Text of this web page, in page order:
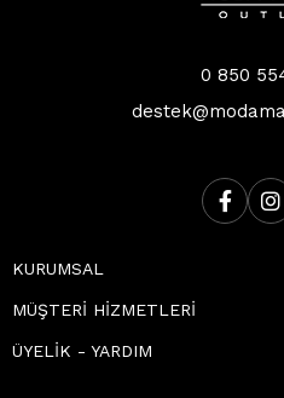
0 850
KURUMSAL
MÜŞTERİ HİZMETLERİ
ÜYELİK - YARDIM